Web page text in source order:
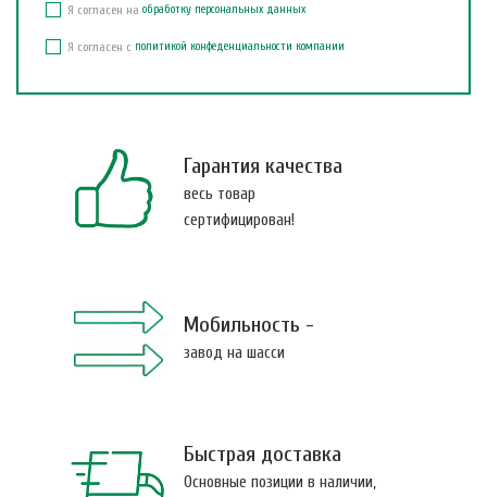
Я согласен на обработку персональных данных
Я согласен с политикой конфеденциальности компании
Гарантия качества
весь товар
сертифицирован!
Мобильность -
завод на шасси
Быстрая доставка
Основные позиции в наличии,